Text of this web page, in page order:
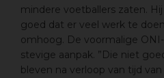
mindere voetballers zaten.
goed dat er veel werk te
omhoog. De voormalige
stevige aanpak. ”Die niet
bleven na verloop van tijd